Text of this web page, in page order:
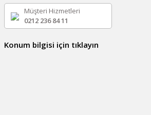
Müşteri Hizmetleri
0212 236 84 11
Konum bilgisi için tıklayın